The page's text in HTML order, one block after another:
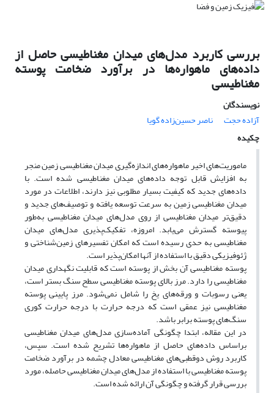
بررسی کاربرد مدل‌های میدان مغناطیسی حاصل از
داده‌های ماهواره‌ها در برآورد ضخامت پوسته
مغناطیسی
نویسندگان
آزاده حجت
ناصر حسین‌زاده گویا
چکیده
ماموریت‌های اخیر ماهواره‌های اندازه‌گیری میدان مغناطیسی زمین منجر
به افزایش قابل توجه داده‌های میدان مغناطیسی شده است. با
داده‌های جدید که کیفیت بسیار مطلوبی نیز دارند، اطلاعات در مورد
میدان مغناطیسی زمین به سرعت توسعه یافته و توصیف‌های جدید و
دقیق‌تر میدان مغناطیسی از روی مدل‌های میدان مغناطیسی به‌طور
پیوسته گسترش می‌یابد. امروزه، تفکیک‌پذیری مدل‌های میدان
مغناطیسی به حدی رسیده است که امکان تفسیرهای زمین‌شناختی و
ژئوفیزیکی دقیق با استفاده از آنها امکان‌پذیر است.
پوسته مغناطیسی آن بخش از پوسته است که قابلیت نگهداری میدان
مغناطیسی را دارد. مرز بالای پوسته مغناطیسی سطح سنگ بستر است،
یعنی رسوبات و ورقه‌های یخ را شامل نمی‌شود. مرز پایینی پوسته
مغناطیسی نیز عمقی است که درجه حرارت با درجه حرارت کوری
سنگ‌های پوسته برابر باشد.
در این مقاله، ابتدا چگونگی آماده‌سازی مدل‌های میدان مغناطیسی
براساس داده‌های حاصل از ماهواره‌ها تشریح شده است. سپس،
کاربرد روش دوقطبی‌های مغناطیسی معادل چشمه در برآورد ضخامت
پوسته مغناطیسی با استفاده از مدل‌های میدان مغناطیسی حاصله، مورد
بررسی قرار گرفته و چگونگی آن ارائه شده است.